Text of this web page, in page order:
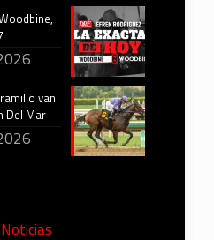
van
Del Mar
Noticias